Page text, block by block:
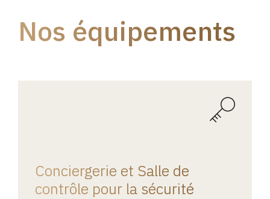
Nos équipements
Conciergerie et Salle de
contrôle pour la sécurité